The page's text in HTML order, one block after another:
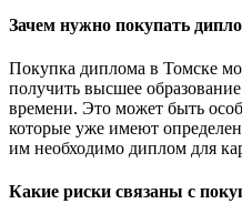
Зачем нужно покупать
Покупка диплома в Томске
получить высшее
времени. Это может быть
которые уже имеют
им необходимо диплом для
Какие риски связаны с